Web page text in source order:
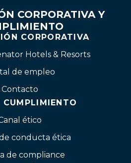
CORPORATIVA Y
CORPORATIVA
Hotels & Resorts
de empleo
Contacto
CUMPLIMIENTO
ético
conducta ética
de compliance